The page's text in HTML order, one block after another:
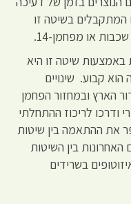
המתקבלים בשיטה זו
או מפחמן-14.
באמצעות שיטה זו היא
14 באטמוספרה הוא קבוע. שינויים
הארץ ובמחזור הפחמן
ודרכו לריכוז ההתחלתי
את ההתאמה בין שיטות
בין השיטות
בשרידים